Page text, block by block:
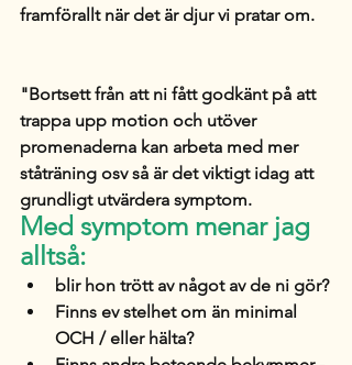
framförallt när det är djur vi pratar om.
"Bortsett från att ni fått godkänt på att
trappa upp motion och utöver
promenaderna kan arbeta med mer
ståträning osv så är det viktigt idag att
grundligt utvärdera symptom.
Med symptom menar jag
alltså:
blir hon trött av något av de ni gör?
Finns ev stelhet om än minimal
OCH / eller hälta?